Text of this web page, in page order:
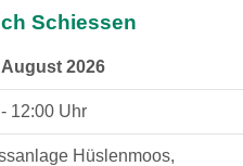
Schiessen
August 2026
12:00 Uhr
Hüslenmoos,